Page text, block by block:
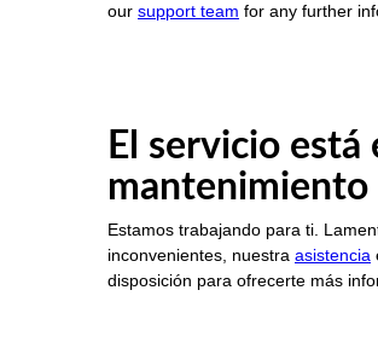
our support team for any further
El servicio está
mantenimiento
Estamos trabajando para ti.
inconvenientes, nuestra asistencia
disposición para ofrecerte más